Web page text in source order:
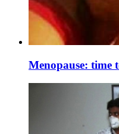
Menopause: time